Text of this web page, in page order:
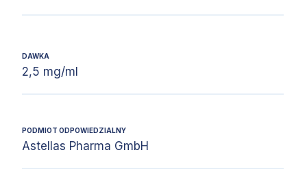
DAWKA
2,5 mg/ml
PODMIOT ODPOWIEDZIALNY
Astellas Pharma GmbH